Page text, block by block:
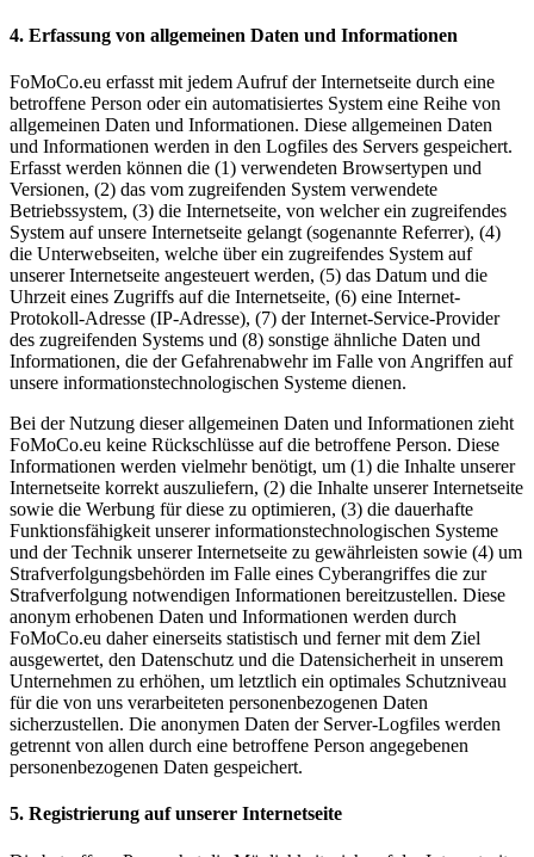
4. Erfassung von allgemeinen Daten und Informationen
FoMoCo.eu erfasst mit jedem Aufruf der Internetseite durch eine
betroffene Person oder ein automatisiertes System eine Reihe von
allgemeinen Daten und Informationen. Diese allgemeinen Daten
und Informationen werden in den Logfiles des Servers gespeichert.
Erfasst werden können die (1) verwendeten Browsertypen und
Versionen, (2) das vom zugreifenden System verwendete
Betriebssystem, (3) die Internetseite, von welcher ein zugreifendes
System auf unsere Internetseite gelangt (sogenannte Referrer), (4)
die Unterwebseiten, welche über ein zugreifendes System auf
unserer Internetseite angesteuert werden, (5) das Datum und die
Uhrzeit eines Zugriffs auf die Internetseite, (6) eine Internet-
Protokoll-Adresse (IP-Adresse), (7) der Internet-Service-Provider
des zugreifenden Systems und (8) sonstige ähnliche Daten und
Informationen, die der Gefahrenabwehr im Falle von Angriffen auf
unsere informationstechnologischen Systeme dienen.
Bei der Nutzung dieser allgemeinen Daten und Informationen zieht
FoMoCo.eu keine Rückschlüsse auf die betroffene Person. Diese
Informationen werden vielmehr benötigt, um (1) die Inhalte unserer
Internetseite korrekt auszuliefern, (2) die Inhalte unserer Internetseite
sowie die Werbung für diese zu optimieren, (3) die dauerhafte
Funktionsfähigkeit unserer informationstechnologischen Systeme
und der Technik unserer Internetseite zu gewährleisten sowie (4) um
Strafverfolgungsbehörden im Falle eines Cyberangriffes die zur
Strafverfolgung notwendigen Informationen bereitzustellen. Diese
anonym erhobenen Daten und Informationen werden durch
FoMoCo.eu daher einerseits statistisch und ferner mit dem Ziel
ausgewertet, den Datenschutz und die Datensicherheit in unserem
Unternehmen zu erhöhen, um letztlich ein optimales Schutzniveau
für die von uns verarbeiteten personenbezogenen Daten
sicherzustellen. Die anonymen Daten der Server-Logfiles werden
getrennt von allen durch eine betroffene Person angegebenen
personenbezogenen Daten gespeichert.
5. Registrierung auf unserer Internetseite